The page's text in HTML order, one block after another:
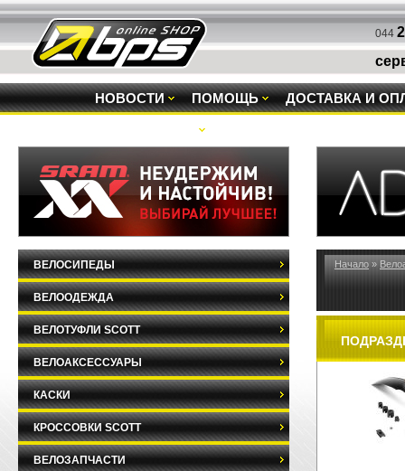
044
НОВОСТИ ПОМОЩЬ ДОСТАВКА И
Начало »
ВЕЛОСИПЕДЫ
ВЕЛООДЕЖДА
ВЕЛОТУФЛИ SCOTT
ВЕЛОАКСЕССУАРЫ
КАСКИ
КРОССОВКИ SCOTT
ВЕЛОЗАПЧАСТИ